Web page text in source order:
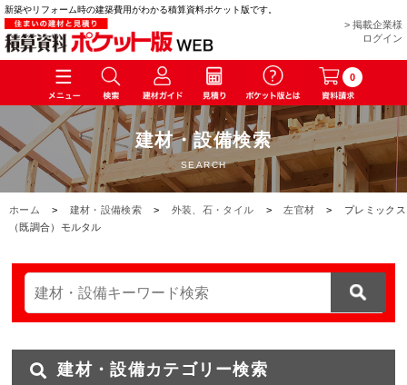
新築やリフォーム時の建築費用がわかる積算資料ポケット版です。
> 掲載企業様
ログイン
0
建材・設備検索
SEARCH
ホーム > 建材・設備検索 > 外装、石・タイル > 左官材 >
プレミックス
（既調合）モルタル
建材・設備カテゴリー検索